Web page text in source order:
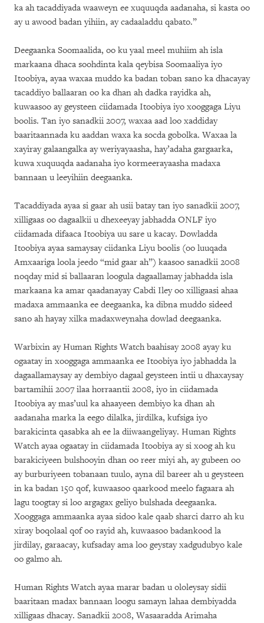
ka ah tacaddiyada waaweyn ee xuquuqda aadanaha, si kasta oo
ay u awood badan yihiin, ay cadaaladdu qabato.”
Deegaanka Soomaalida, oo ku yaal meel muhiim ah isla
markaana dhaca soohdinta kala qeybisa Soomaaliya iyo
Itoobiya, ayaa waxaa muddo ka badan toban sano ka dhacayay
tacaddiyo ballaaran oo ka dhan ah dadka rayidka ah,
kuwaasoo ay geysteen ciidamada Itoobiya iyo xooggaga Liyu
boolis. Tan iyo sanadkii 2007, waxaa aad loo xaddiday
baaritaannada ku aaddan waxa ka socda gobolka. Waxaa la
xayiray galaangalka ay weriyayaasha, hay’adaha gargaarka,
kuwa xuquuqda aadanaha iyo kormeerayaasha madaxa
bannaan u leeyihiin deegaanka.
Tacaddiyada ayaa si gaar ah usii batay tan iyo sanadkii 2007,
xilligaas oo dagaalkii u dhexeeyay jabhadda ONLF iyo
ciidamada difaaca Itoobiya uu sare u kacay. Dowladda
Itoobiya ayaa samaysay ciidanka Liyu boolis (oo luuqada
Amxaariga loola jeedo “mid gaar ah”) kaasoo sanadkii 2008
noqday mid si ballaaran loogula dagaallamay jabhadda isla
markaana ka amar qaadanayay Cabdi Iley oo xilligaasi ahaa
madaxa ammaanka ee deegaanka, ka dibna muddo sideed
sano ah hayay xilka madaxweynaha dowlad deegaanka.
Warbixin ay Human Rights Watch baahisay 2008 ayay ku
ogaatay in xooggaga ammaanka ee Itoobiya iyo jabhadda la
dagaallamaysay ay dembiyo dagaal geysteen intii u dhaxaysay
bartamihii 2007 ilaa horraantii 2008, iyo in ciidamada
Itoobiya ay mas’uul ka ahaayeen dembiyo ka dhan ah
aadanaha marka la eego dilalka, jirdilka, kufsiga iyo
barakicinta qasabka ah ee la diiwaangeliyay. Human Rights
Watch ayaa ogaatay in ciidamada Itoobiya ay si xoog ah ku
barakiciyeen bulshooyin dhan oo reer miyi ah, ay gubeen oo
ay burburiyeen tobanaan tuulo, ayna dil bareer ah u geysteen
in ka badan 150 qof, kuwaasoo qaarkood meelo fagaara ah
lagu toogtay si loo argagax geliyo bulshada deegaanka.
Xooggaga ammaanka ayaa sidoo kale qaab sharci darro ah ku
xiray boqolaal qof oo rayid ah, kuwaasoo badankood la
jirdilay, garaacay, kufsaday ama loo geystay xadgudubyo kale
oo galmo ah.
Human Rights Watch ayaa marar badan u ololeysay sidii
baaritaan madax bannaan loogu samayn lahaa dembiyadda
xilligaas dhacay. Sanadkii 2008, Wasaaradda Arimaha